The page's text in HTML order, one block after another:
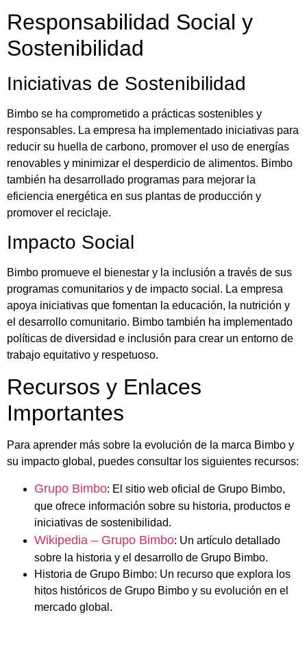
Responsabilidad Social y
Sostenibilidad
Iniciativas de Sostenibilidad
Bimbo se ha comprometido a prácticas sostenibles y
responsables. La empresa ha implementado iniciativas para
reducir su huella de carbono, promover el uso de energías
renovables y minimizar el desperdicio de alimentos. Bimbo
también ha desarrollado programas para mejorar la
eficiencia energética en sus plantas de producción y
promover el reciclaje.
Impacto Social
Bimbo promueve el bienestar y la inclusión a través de sus
programas comunitarios y de impacto social. La empresa
apoya iniciativas que fomentan la educación, la nutrición y
el desarrollo comunitario. Bimbo también ha implementado
políticas de diversidad e inclusión para crear un entorno de
trabajo equitativo y respetuoso.
Recursos y Enlaces
Importantes
Para aprender más sobre la evolución de la marca Bimbo y
su impacto global, puedes consultar los siguientes recursos:
Grupo Bimbo: El sitio web oficial de Grupo Bimbo,
que ofrece información sobre su historia, productos e
iniciativas de sostenibilidad.
Wikipedia – Grupo Bimbo: Un artículo detallado
sobre la historia y el desarrollo de Grupo Bimbo.
Historia de Grupo Bimbo: Un recurso que explora los
hitos históricos de Grupo Bimbo y su evolución en el
mercado global.